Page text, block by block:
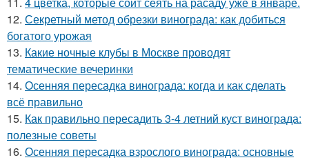
12. Секретный метод обрезки винограда: как добиться
богатого урожая
13. Какие ночные клубы в Москве проводят
тематические вечеринки
14. Осенняя пересадка винограда: когда и как сделать
всё правильно
15. Как правильно пересадить 3-4 летний куст винограда:
полезные советы
16. Осенняя пересадка взрослого винограда: основные